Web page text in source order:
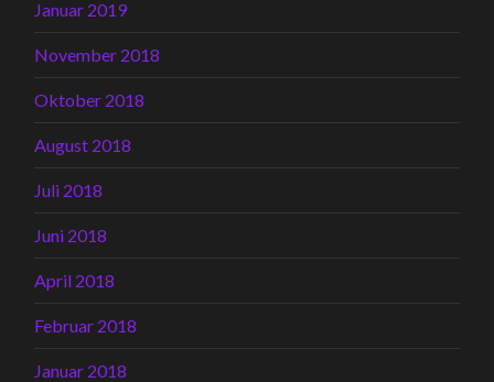
Januar 2019
November 2018
Oktober 2018
August 2018
Juli 2018
Juni 2018
April 2018
Februar 2018
Januar 2018